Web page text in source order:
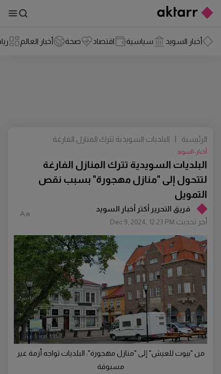
أخبار السويد سياسية اقتصاد صحة أخبار العالم
فريق التحرير أكتر أخبار السويد
أخر تحديث Dec 9, 2024, 12:23 PM
البلديات السويدية تترك المنازل الفارغة
لتتحول إلى "منازل مهجورة" بسبب نقص
التمويل
أخبار-السويد
الرئيسية
البلديات السويدية تترك المنازل الفارغة
التمويل
من "بيوت للعيش" إلى "منازل مهجورة": البلديات تواجه أزمة غير
مسبوقة